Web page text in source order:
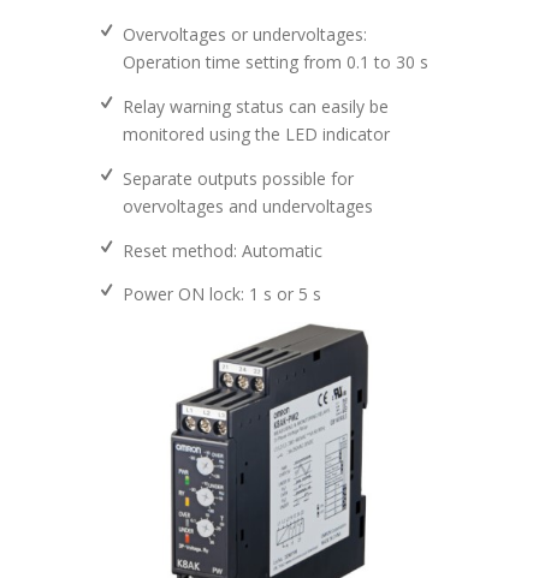
Overvoltages or undervoltages:
Operation time setting from 0.1 to 30 s
Relay warning status can easily be
monitored using the LED indicator
Separate outputs possible for
overvoltages and undervoltages
Reset method: Automatic
Power ON lock: 1 s or 5 s